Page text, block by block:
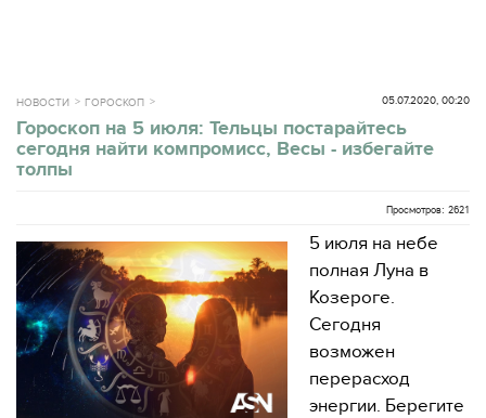
НОВОСТИ ГОРОСКОП 05.07.2020, 00:20
Гороскоп на 5 июля: Тельцы постарайтесь
сегодня найти компромисс, Весы - избегайте
толпы
Просмотров: 2621
5 июля на небе
полная Луна в
Козероге.
Сегодня
возможен
перерасход
энергии. Берегите